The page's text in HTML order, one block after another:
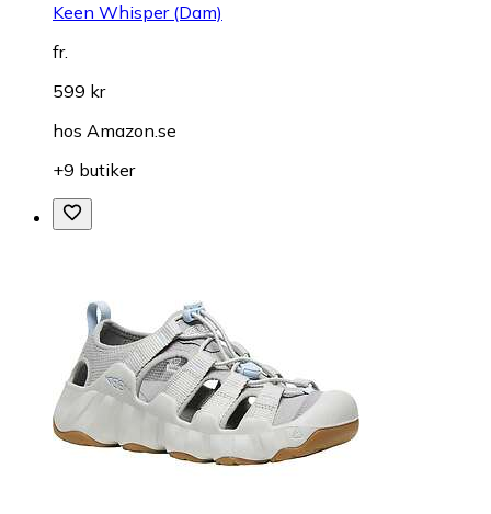
Keen Whisper (Dam)
fr.
599 kr
hos Amazon.se
+9 butiker